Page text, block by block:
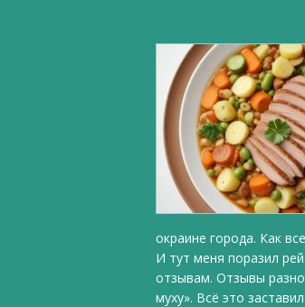
окраине города. Как
И тут меня поразил
отзывам. Отзывы
муху». Всё это